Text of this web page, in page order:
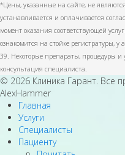
*Цены, указанные на сайте, не
устанавливается и оплачивается
момент оказания соответствующей
ознакомится на стойке регистратуры,
39. Некоторые препараты, процедуры и
консультация специалиста.
© 2026 Клиника Гарант. Все
AlexHammer
Главная
Услуги
Специалисты
Пациенту